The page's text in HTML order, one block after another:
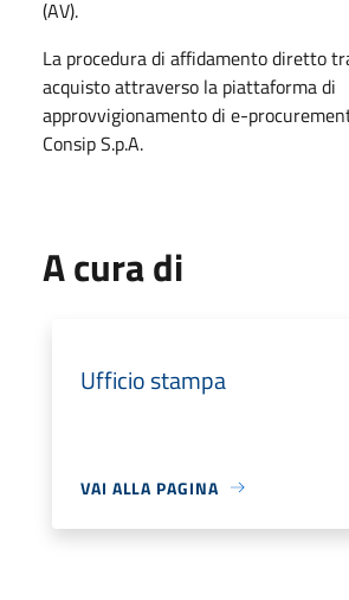
(AV).
La procedura di affidamento diretto
acquisto attraverso la piattaforma di
approvvigionamento di e-
Consip S.p.A.
A cura di
Ufficio stampa
VAI ALLA PAGINA